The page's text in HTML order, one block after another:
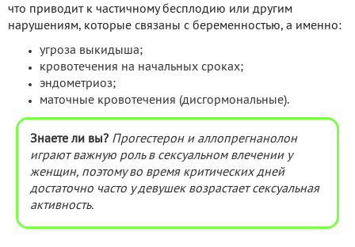
что приводит к частичному бесплодию или другим
нарушениям, которые связаны с беременностью, а именно:
угроза выкидыша;
кровотечения на начальных сроках;
эндометриоз;
маточные кровотечения (дисгормональные).
Знаете ли вы? Прогестерон и аллопрегнанолон
играют важную роль в сексуальном влечении у
женщин, поэтому во время критических дней
достаточно часто у девушек возрастает сексуальная
активность.